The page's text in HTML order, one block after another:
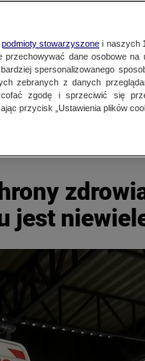
jest
podmioty stowarzyszonei naszych
dane osobowe na
spersonalizowanego
zebranych z danych
zgodę i sprzeciwić się
przycisk „Ustawienia plików